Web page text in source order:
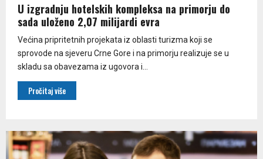
U izgradnju hotelskih kompleksa na primorju do
sada uloženo 2,07 milijardi evra
Većina pripritetnih projekata iz oblasti turizma koji se
sprovode na sjeveru Crne Gore i na primorju realizuje se u
skladu sa obavezama iz ugovora i...
Pročitaj više